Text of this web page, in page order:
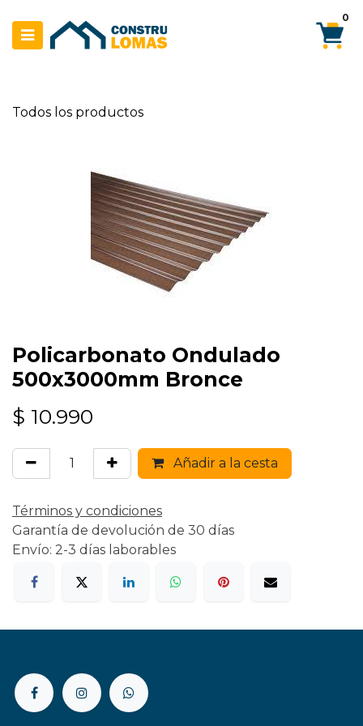
0
Todos los productos
Policarbonato Ondulado
500x3000mm Bronce
$ 10.990
Añadir a la cesta
Términos y condiciones
Garantía de devolución de 30 días
Envío: 2-3 días laborables